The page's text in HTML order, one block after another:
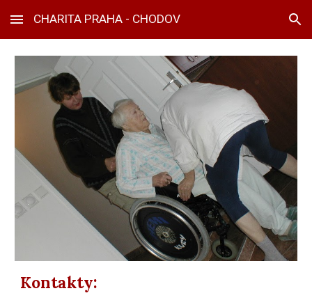
Skip to main content Skip to navigation
CHARITA PRAHA - CHODOV
Kontakty: